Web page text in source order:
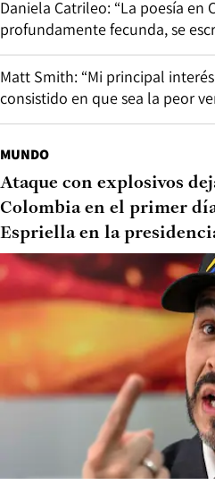
Daniela Catrileo: “La poesía en
profundamente fecunda, se
Matt Smith: “Mi principal
consistido en que sea la peor
MUNDO
Ataque con explosivos
Colombia en el primer
Espriella en la